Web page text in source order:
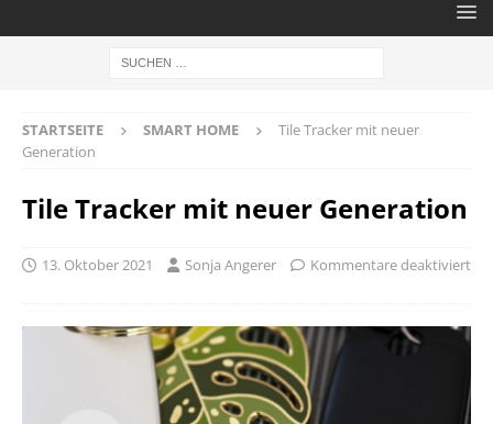
STARTSEITE SMART HOME
Tile Tracker mit neuer
Generation
Tile Tracker mit neuer Generation
13. Oktober 2021 Sonja Angerer Kommentare deaktiviert